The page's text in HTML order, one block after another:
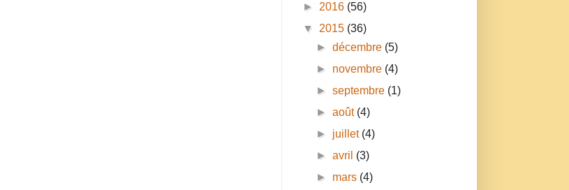
► 2016 (56)
▼ 2015 (36)
►décembre (5)
► novembre (4)
►septembre (1)
►août (4)
► juillet (4)
►avril (3)
► mars (4)